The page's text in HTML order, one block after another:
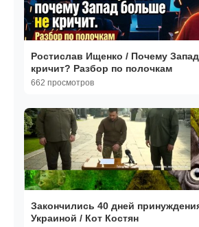
Ростислав Ищенко / Почему
кричит? Разбор по полочкам
662 просмотров
Закончились 40 дней
Украиной / Кот Костян